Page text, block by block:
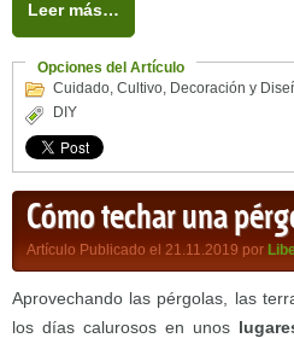
Leer más…
Opciones del Artículo
Cuidado, Cultivo, Decoración y
DIY
Cómo techar una
Artículo Publicado el 21.11.2019 por
Aprovechando las pérgolas, las
los días calurosos en unos